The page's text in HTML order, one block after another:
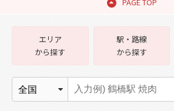
エリア
から探す
駅・路線
から探す